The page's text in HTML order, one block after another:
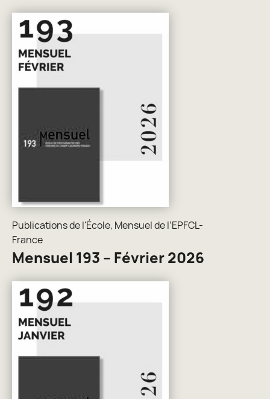
Publications de l'École, Mensuel de l’EPFCL-
France
Mensuel 193 – Février 2026